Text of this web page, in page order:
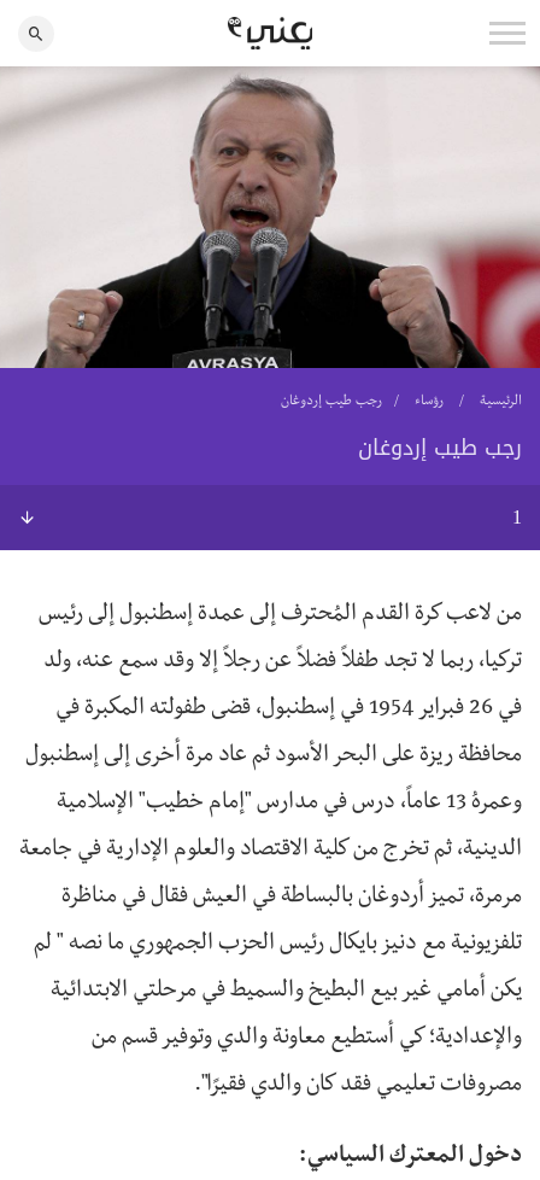
الرئيسية رؤساء رجب طيب إردوغان
رجب طيب إردوغان
1
من لاعب كرة القدم المُحترف إلى عمدة إسطنبول إلى رئيس
تركيا، ربما لا تجد طفلاً فضلاً عن رجلاً إلا وقد سمع عنه، ولد
في 26 فبراير 1954 في إسطنبول، قضى طفولته المكبرة في
محافظة ريزة على البحر الأسود ثم عاد مرة أخرى إلى إسطنبول
وعمرهُ 13 عاماً، درس في مدارس "إمام خطيب" الإسلامية
الدينية، ثم تخرج من كلية الاقتصاد والعلوم الإدارية في جامعة
مرمرة، تميز أردوغان بالبساطة في العيش فقال في مناظرة
تلفزيونية مع دنيز بايكال رئيس الحزب الجمهوري ما نصه " لم
يكن أمامي غير بيع البطيخ والسميط في مرحلتي الابتدائية
والإعدادية؛ كي أستطيع معاونة والدي وتوفير قسم من
مصروفات تعليمي فقد كان والدي فقيرًا".
دخول المعترك السياسي: